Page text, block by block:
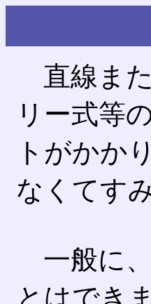
直線ま
リー式等
トがかか
なくてす
一般に
とはでき